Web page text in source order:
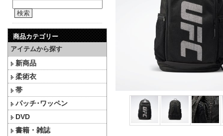
検索
商品カテゴリー
アイテムから探す
新商品
柔術衣
帯
パッチ･ワッペン
DVD
書籍・雑誌